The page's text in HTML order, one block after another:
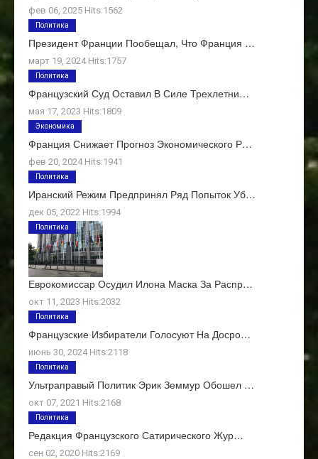
фев 06, 2025 Hits:1562
Президент Франции Пообещал, Что Франция …
март 19, 2024 Hits:1757
Политика
Французский Суд Оставил В Силе Трехлетни…
мая 17, 2023 Hits:1809
Политика
Франция Снижает Прогноз Экономического Р…
фев 20, 2024 Hits:1941
Экономика
Иранский Режим Предпринял Ряд Попыток Уб…
дек 05, 2022 Hits:1994
Политика
Еврокомиссар Осудил Илона Маска За Распр…
окт 11, 2023 Hits:2032
Политика
Французские Избиратели Голосуют На Досро…
июнь 30, 2024 Hits:2118
Политика
Ультраправый Политик Эрик Земмур Обошел …
окт 07, 2021 Hits:2168
Политика
Редакция Французского Сатирического Жур…
сен 02, 2020 Hits:2169
Политика